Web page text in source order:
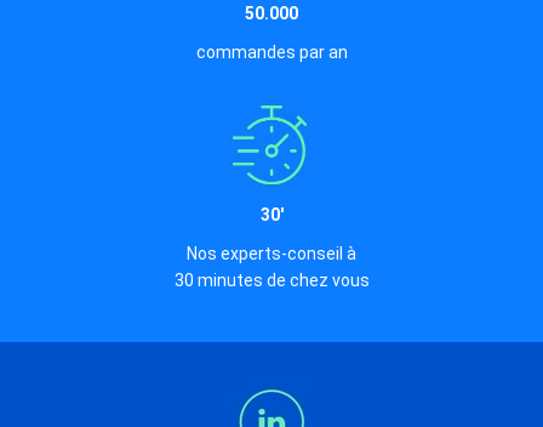
50.000
commandes par an
30'
Nos experts-conseil à
30 minutes de chez vous